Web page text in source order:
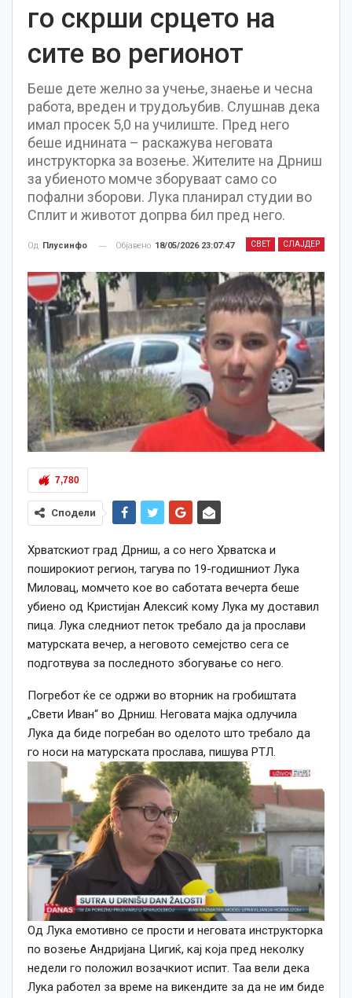
го скрши срцето на
сите во регионот
Беше дете желно за учење, знаење и чесна
работа, вреден и трудољубив. Слушнав дека
имал просек 5,0 на училиште. Пред него
беше иднината – раскажува неговата
инструкторка за возење. Жителите на Дрниш
за убиеното момче зборуваат само со
пофални зборови. Лука планирал студии во
Сплит и животот допрва бил пред него.
СВЕТ СЛАЈДЕР
Од Плусинфо Објавено 18/05/2026 23:07:47
7,780
Сподели
Хрватскиот град Дрниш, а со него Хрватска и
поширокиот регион, тагува по 19-годишниот Лука
Миловац, момчето кое во саботата вечерта беше
убиено од Кристијан Алексиќ кому Лука му доставил
пица. Лука следниот петок требало да ја прослави
матурската вечер, а неговото семејство сега се
подготвува за последното збогување со него.
Погребот ќе се одржи во вторник на гробиштата
„Свети Иван“ во Дрниш. Неговата мајка одлучила
Лука да биде погребан во оделото што требало да
го носи на матурската прослава, пишува РТЛ.
Од Лука емотивно се прости и неговата инструкторка
по возење Андријана Цигиќ, кај која пред неколку
недели го положил возачкиот испит. Таа вели дека
Лука работел за време на викендите за да не им биде